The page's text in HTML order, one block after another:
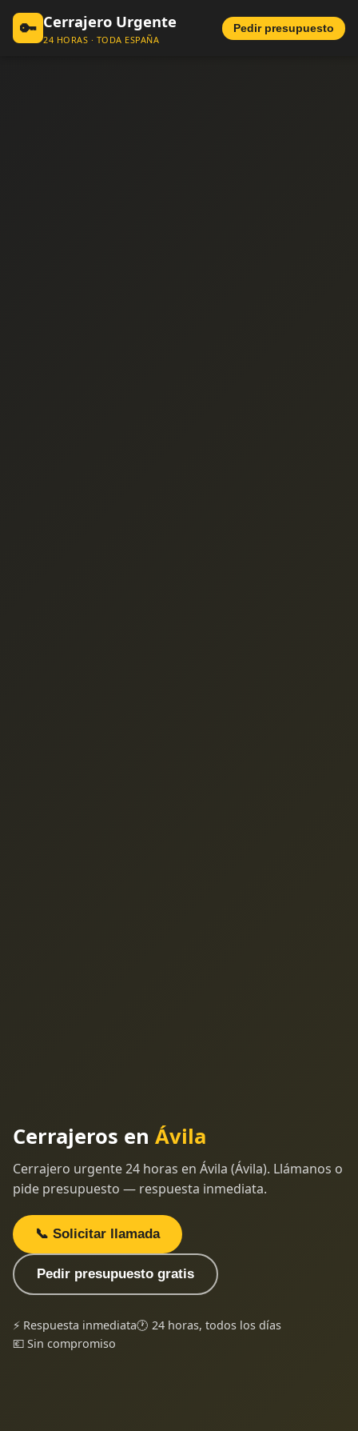
🔑 Cerrajero Urgente
24 HORAS · TODA ESPAÑA
Pedir presupuesto
Cerrajeros en Ávila
Cerrajero urgente 24 horas en Ávila (Ávila). Llámanos o
pide presupuesto — respuesta inmediata.
📞 Solicitar llamada
Pedir presupuesto gratis
⚡ Respuesta inmediata🕐 24 horas, todos los días
💶 Sin compromiso